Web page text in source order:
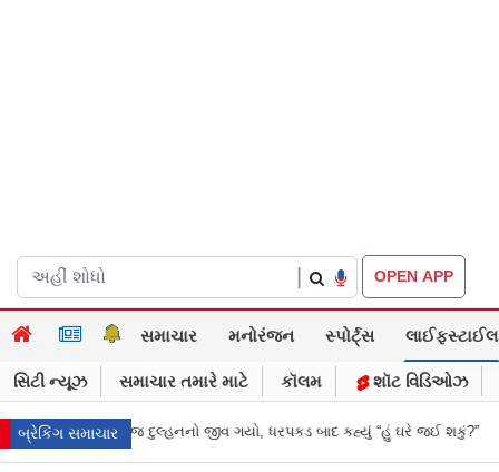
OPEN APP
સમાચાર મનોરંજન સ્પોર્ટ્સ લાઈફસ્ટાઈલ
સિટી ન્યૂઝ સમાચાર તમારે માટે કૉલમ શૉટ વિડિઓઝ
બ્રેકિંગ સમાચાર
ગયો, ધરપકડ બાદ કહ્યું “હું ઘરે જઈ શકું?” ‘હું બાબા બાગેશ્વર નથી...’: IIT